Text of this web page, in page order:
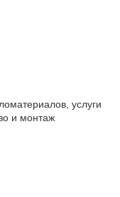
услуги
и монтаж